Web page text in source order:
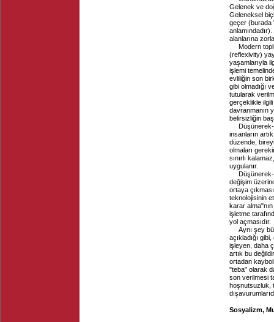
Gelenek ve
Geleneksel
geçer (burada
alanlarına
Modern
(reflexivity)
yaşamlarıyla
işlemi
evliliğin son
gibi olmadığı
tutularak
gerçeklikle
davranmanın
belirsizliğin
Düşünerek-
insanların
düzende,
olmaları
sınırlı
uygulanır.
değişim
ortaya
teknolojisinin
karar
işletme
yol açmasıdır.
Aynı şey
açıkladığı
işleyen, daha
artık bu
ortadan
"teba" olarak
son verilmesi
hoşnutsuzluk,
Sosyalizm,